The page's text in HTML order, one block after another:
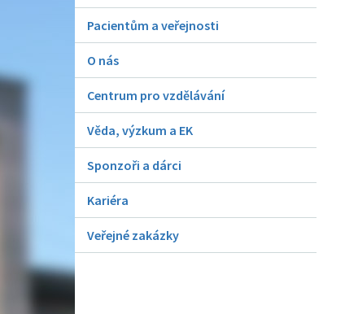
Pacientům a veřejnosti
O nás
Centrum pro vzdělávání
Věda, výzkum a EK
Sponzoři a dárci
Kariéra
Veřejné zakázky